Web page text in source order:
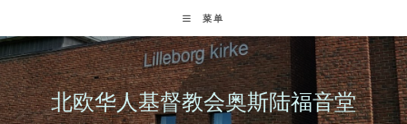
to
content
菜单
北欧华人基督教会奥斯陆福音堂